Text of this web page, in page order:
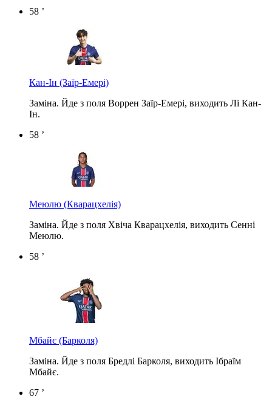
58 ’
Кан-Ін (Заїр-Емері)
Заміна. Йде з поля Воррен Заїр-Емері, виходить Лі Кан-
Ін.
58 ’
Меюлю (Кварацхелія)
Заміна. Йде з поля Хвіча Кварацхелія, виходить Сенні
Меюлю.
58 ’
Мбайє (Барколя)
Заміна. Йде з поля Бредлі Барколя, виходить Ібраїм
Мбайє.
67 ’